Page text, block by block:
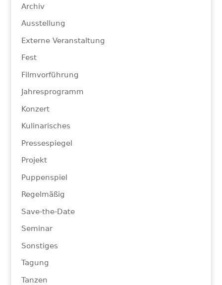
Archiv
Ausstellung
Externe Veranstaltung
Fest
Filmvorführung
Jahresprogramm
Konzert
Kulinarisches
Pressespiegel
Projekt
Puppenspiel
Regelmäßig
Save-the-Date
Seminar
Sonstiges
Tagung
Tanzen